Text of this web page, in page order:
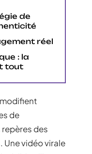
de
réel
: la
tout
de
des
Une vidéo virale